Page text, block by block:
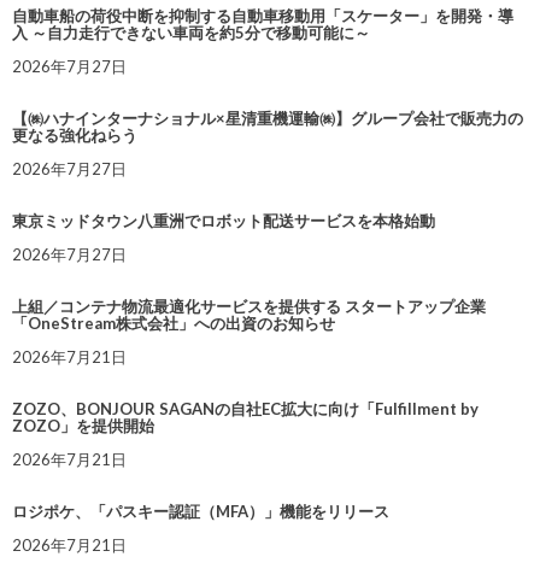
自動車船の荷役中断を抑制する自動車移動用「スケーター」を開発・導
入 ～自力走行できない車両を約5分で移動可能に～
2026年7月27日
【㈱ハナインターナショナル×星清重機運輸㈱】グループ会社で販売力の
更なる強化ねらう
2026年7月27日
東京ミッドタウン八重洲でロボット配送サービスを本格始動
2026年7月27日
上組／コンテナ物流最適化サービスを提供する スタートアップ企業
「OneStream株式会社」への出資のお知らせ
2026年7月21日
ZOZO、BONJOUR SAGANの自社EC拡大に向け「Fulfillment by
ZOZO」を提供開始
2026年7月21日
ロジポケ、「パスキー認証（MFA）」機能をリリース
2026年7月21日